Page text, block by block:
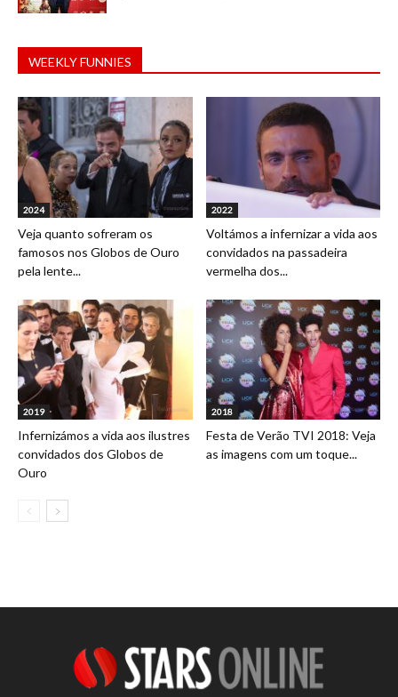
WEEKLY FUNNIES
2024
Veja quanto sofreram os
famosos nos Globos de Ouro
pela lente...
2022
Voltámos a infernizar a vida aos
convidados na passadeira
vermelha dos...
2019
Infernizámos a vida aos ilustres
convidados dos Globos de
Ouro
2018
Festa de Verão TVI 2018: Veja
as imagens com um toque...